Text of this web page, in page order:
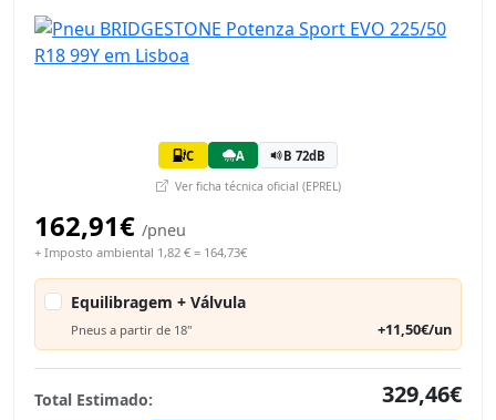
C A B 72dB
Ver ficha técnica oficial (EPREL)
162,91€ /pneu
+ Imposto ambiental 1,82 € = 164,73€
Equilibragem + Válvula
Pneus a partir de 18" +11,50€/un
Total Estimado:
329,46€